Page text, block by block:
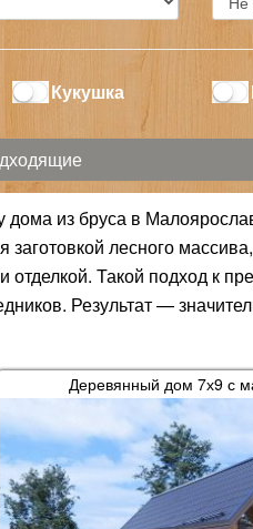
Кукушка
дома из бруса в
лесного
Такой подход к
Результат —
Деревянный дом 7х9 с